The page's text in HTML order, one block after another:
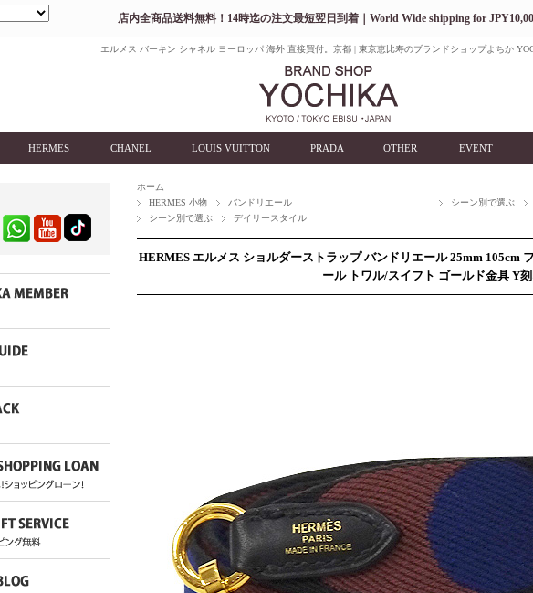
店内全商品送料無料！14時迄の注文最短翌日到着｜World Wide shipping for
エルメス バーキン シャネル ヨーロッパ 海外 直接買付。京都 | 東京恵比寿のブランドショップよちか
HERMES CHANEL LOUIS VUITTON PRADA OTHER EVENT
ホーム
HERMES 小物
バンドリエール
シーン別で選ぶ
シーン別で選ぶ
デイリースタイル
HERMES エルメス ショルダーストラップ バンドリエール 25mm 105cm
ール トワル/スイフト ゴールド金具 Y